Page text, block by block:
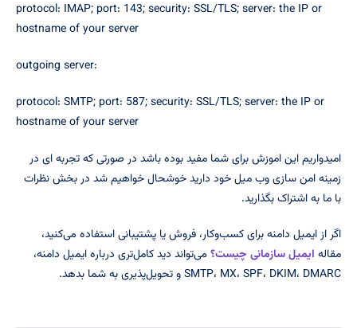
protocol: IMAP; port: 143; security: SSL/TLS; server: the IP or
hostname of your server
outgoing server:
protocol: SMTP; port: 587; security: SSL/TLS; server: the IP or
hostname of your server
امیدواریم این اموزش برای شما مفید بوده باشد در صورتی که تجربه ای در
زمینه امن سازی وب میل خود دارید خوشحال خواهیم شد در بخش نظرات
با ما به اشتراک بگذارید.
اگر از ایمیل دامنه برای کسب‌وکار، فروش یا پشتیبانی استفاده می‌کنید،
مقاله ایمیل سازمانی چیست؟ می‌تواند دید کامل‌تری درباره ایمیل دامنه،
SMTP، MX، SPF، DKIM، DMARC و تحویل‌پذیری به شما بدهد.